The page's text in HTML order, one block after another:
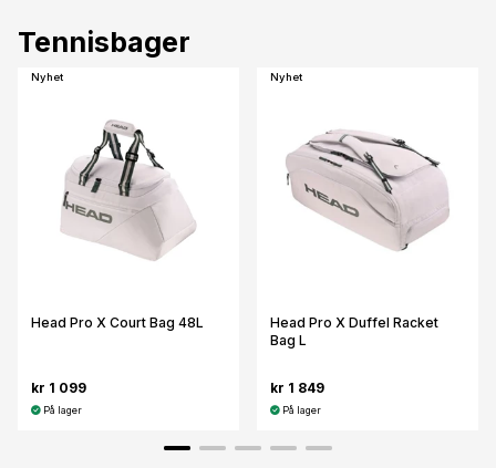
Tennisbager
Nyhet
Head Pro X Court Bag 48L
kr 1 099
På lager
Nyhet
Head Pro X Duffel Racket
Bag L
kr 1 849
På lager